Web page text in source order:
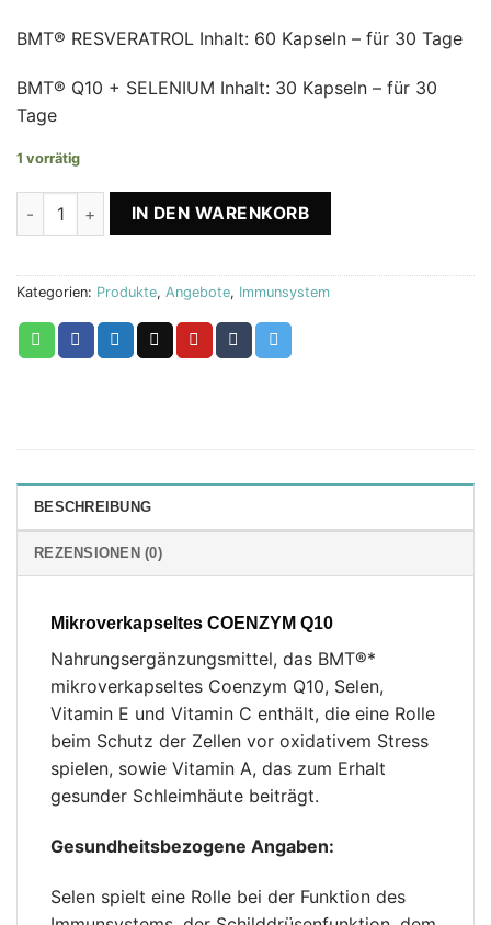
BMT® RESVERATROL Inhalt: 60 Kapseln – für 30 Tage
BMT® Q10 + SELENIUM Inhalt: 30 Kapseln – für 30
Tage
1 vorrätig
BMT® Resveratrol MICRO + BMT® Q10 + Selenium -50%
IN DEN WARENKORB
Kategorien: Produkte, Angebote, Immunsystem
BESCHREIBUNG
REZENSIONEN (0)
Mikroverkapseltes COENZYM Q10
Nahrungsergänzungsmittel, das BMT®*
mikroverkapseltes Coenzym Q10, Selen,
Vitamin E und Vitamin C enthält, die eine Rolle
beim Schutz der Zellen vor oxidativem Stress
spielen, sowie Vitamin A, das zum Erhalt
gesunder Schleimhäute beiträgt.
Gesundheitsbezogene Angaben:
Selen spielt eine Rolle bei der Funktion des